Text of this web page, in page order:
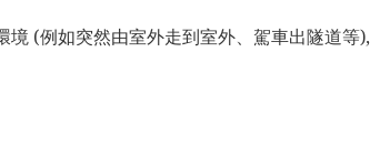
(例如突然由室外走到室外、駕車出隧道等